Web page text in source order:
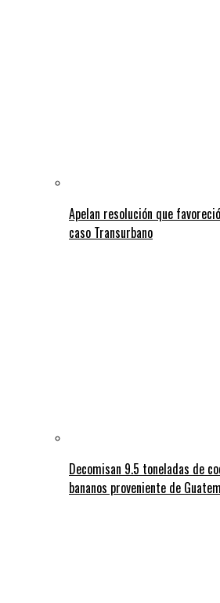
Apelan resolución que
caso Transurbano
Decomisan 9.5 toneladas de
bananos proveniente de